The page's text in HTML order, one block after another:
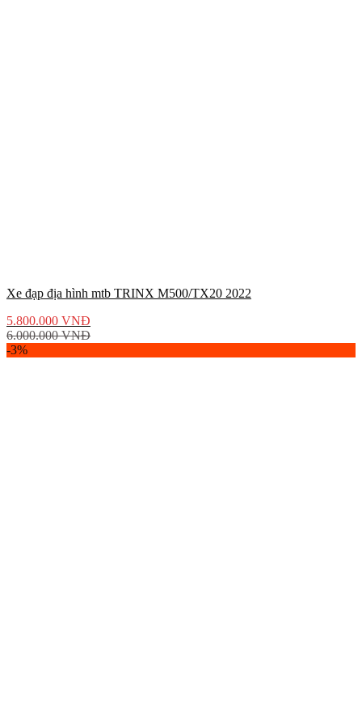
Xe đạp địa hình mtb TRINX M500/TX20 2022
5.800.000 VNĐ
6.000.000VNĐ
-3%